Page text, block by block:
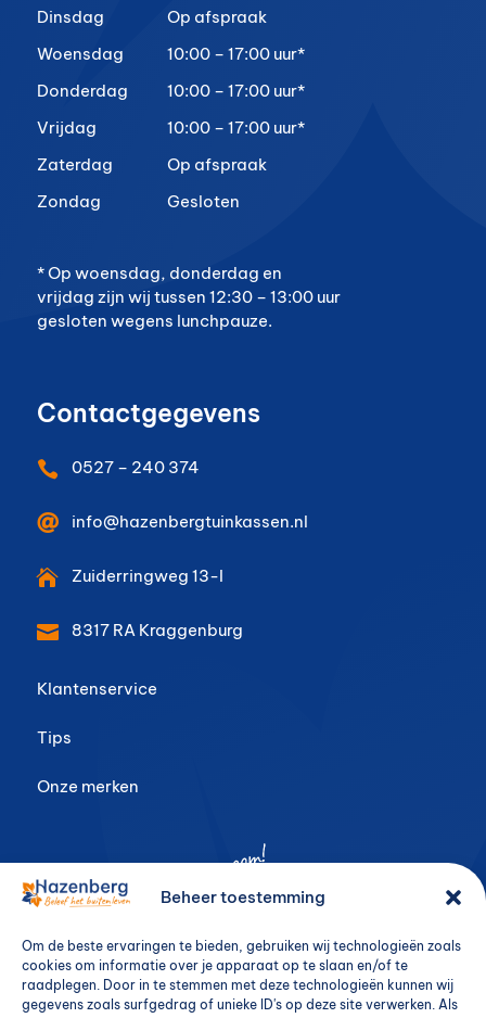
Beheer toestemming
Om de beste ervaringen te bieden, gebruiken wij technologieën zoals
cookies om informatie over je apparaat op te slaan en/of te
raadplegen. Door in te stemmen met deze technologieën kunnen wij
gegevens zoals surfgedrag of unieke ID's op deze site verwerken. Als
Dinsdag
Op afspraak
Woensdag
10:00 – 17:00 uur*
Donderdag
10:00 – 17:00 uur*
Vrijdag
10:00 – 17:00 uur*
Zaterdag
Op afspraak
Zondag
Gesloten
* Op woensdag, donderdag en
vrijdag zijn wij tussen 12:30 – 13:00 uur
gesloten wegens lunchpauze.
Contactgegevens
 0527 – 240 374
 info@hazenbergtuinkassen.nl
 Zuiderringweg 13-I
 8317 RA Kraggenburg
Klantenservice
Tips
Onze merken